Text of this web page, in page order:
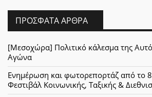
ΠΡΌΣΦΑΤΑ ΆΡΘΡΑ
[Μεσοχώρα] Πολιτικό κάλεσμα της
Αγώνα
Ενημέρωση και φωτορεπορτάζ από το
Φεστιβάλ Κοινωνικής, Ταξικής &